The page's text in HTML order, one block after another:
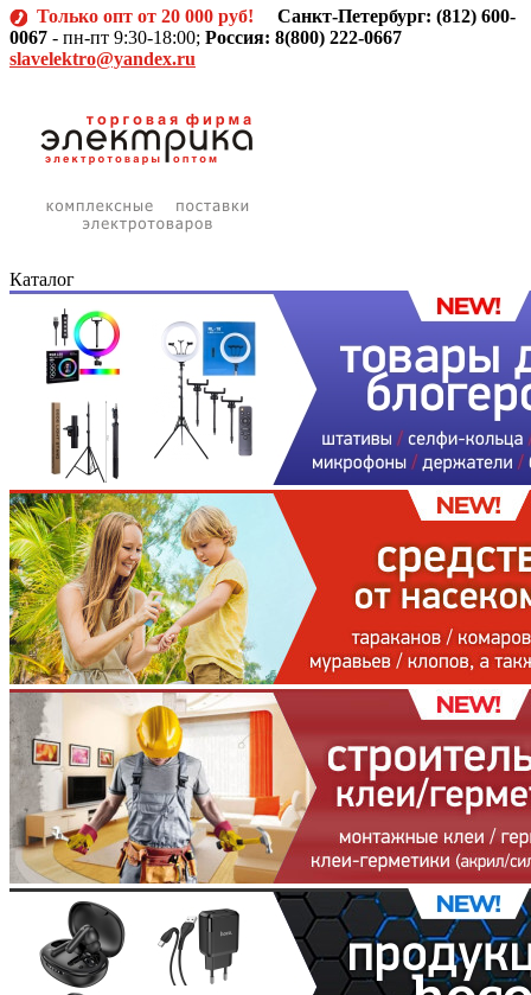
Только опт от 20 000 руб! Санкт-Петербург: (812) 600-
0067 - пн-пт 9:30-18:00; Россия: 8(800) 222-0667
slavelektro@yandex.ru
Каталог